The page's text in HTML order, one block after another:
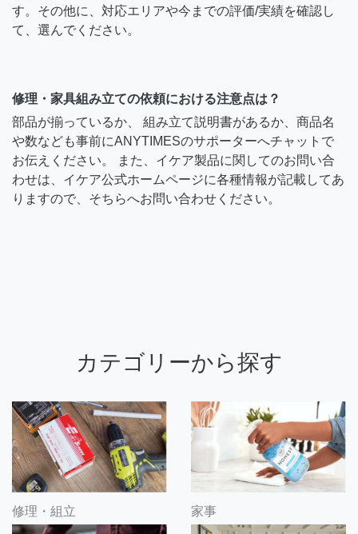
す。その他に、対応エリアや今までの評価/実績を確認し
て、選んでください。
修理・家具組み立ての依頼における注意点は？
部品が揃っているか、 組み立て説明書があるか、商品名
や数なども事前にANYTIMESのサポーターへチャットで
お伝えください。 また、イケア製品に関してのお問い合
わせは、イケア公式ホームページに各種情報が記載してあ
りますので、そちらへお問い合わせください。
カテゴリーから探す
修理・組立 家事